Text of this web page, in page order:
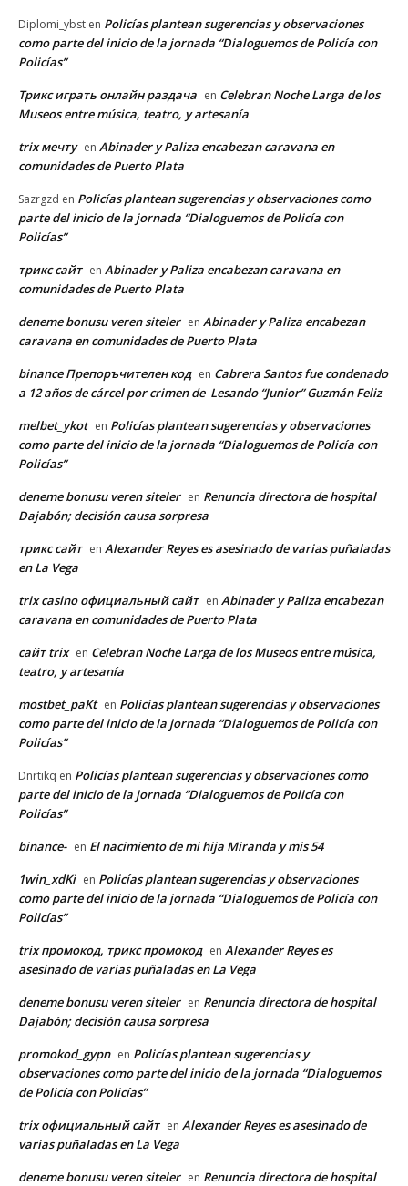
Diplomi_ybst en Policías plantean sugerencias y observaciones
como parte del inicio de la jornada “Dialoguemos de Policía con
Policías”
Трикс играть онлайн раздача en Celebran Noche Larga de los
Museos entre música, teatro, y artesanía
trix мечту en Abinader y Paliza encabezan caravana en
comunidades de Puerto Plata
Sazrgzd en Policías plantean sugerencias y observaciones como
parte del inicio de la jornada “Dialoguemos de Policía con
Policías”
трикс сайт en Abinader y Paliza encabezan caravana en
comunidades de Puerto Plata
deneme bonusu veren siteler en Abinader y Paliza encabezan
caravana en comunidades de Puerto Plata
binance Препоръчителен код en Cabrera Santos fue condenado
a 12 años de cárcel por crimen de Lesando “Junior” Guzmán Feliz
melbet_ykot en Policías plantean sugerencias y observaciones
como parte del inicio de la jornada “Dialoguemos de Policía con
Policías”
deneme bonusu veren siteler en Renuncia directora de hospital
Dajabón; decisión causa sorpresa
трикс сайт en Alexander Reyes es asesinado de varias puñaladas
en La Vega
trix casino официальный сайт en Abinader y Paliza encabezan
caravana en comunidades de Puerto Plata
сайт trix en Celebran Noche Larga de los Museos entre música,
teatro, y artesanía
mostbet_paKt en Policías plantean sugerencias y observaciones
como parte del inicio de la jornada “Dialoguemos de Policía con
Policías”
Dnrtikq en Policías plantean sugerencias y observaciones como
parte del inicio de la jornada “Dialoguemos de Policía con
Policías”
binance- en El nacimiento de mi hija Miranda y mis 54
1win_xdKi en Policías plantean sugerencias y observaciones
como parte del inicio de la jornada “Dialoguemos de Policía con
Policías”
trix промокод, трикс промокод en Alexander Reyes es
asesinado de varias puñaladas en La Vega
deneme bonusu veren siteler en Renuncia directora de hospital
Dajabón; decisión causa sorpresa
promokod_gypn en Policías plantean sugerencias y
observaciones como parte del inicio de la jornada “Dialoguemos
de Policía con Policías”
trix официальный сайт en Alexander Reyes es asesinado de
varias puñaladas en La Vega
deneme bonusu veren siteler en Renuncia directora de hospital